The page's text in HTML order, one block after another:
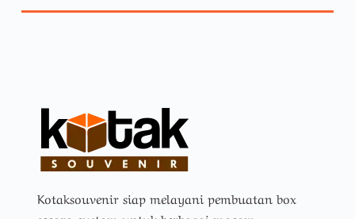
Kotaksouvenir siap melayani pembuatan box